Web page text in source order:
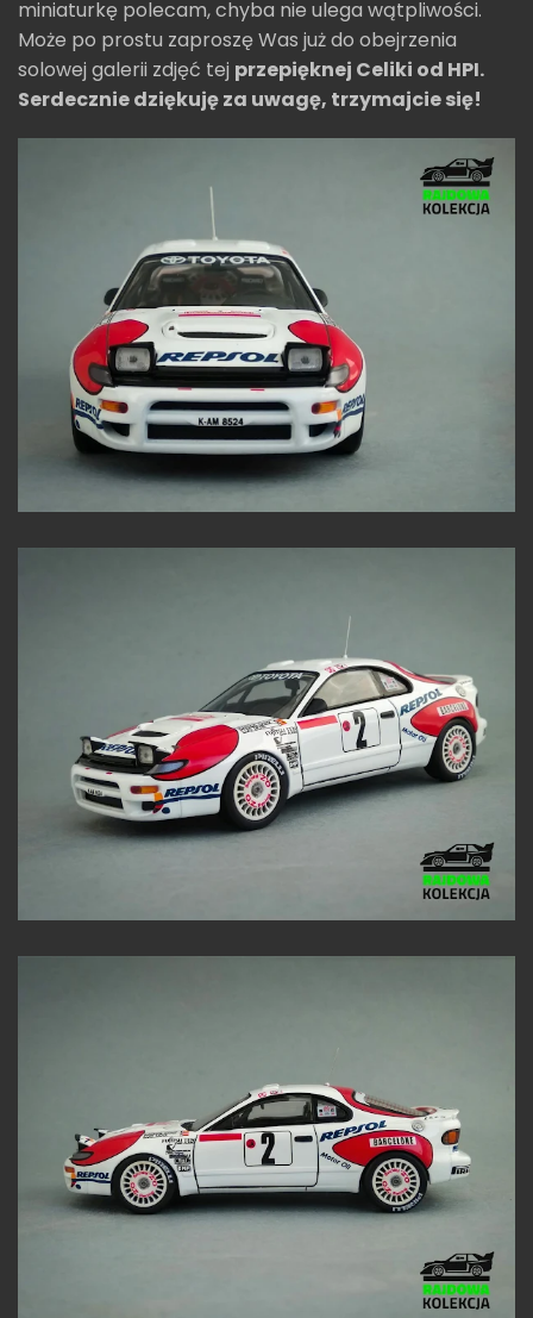
miniaturkę polecam, chyba nie ulega wątpliwości.
Może po prostu zaproszę Was już do obejrzenia
solowej galerii zdjęć tej przepięknej Celiki od HPI.
Serdecznie dziękuję za uwagę, trzymajcie się!